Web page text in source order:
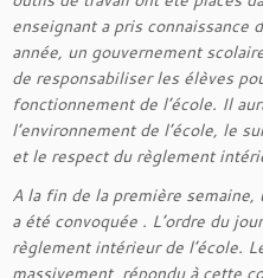
enseignant a pris
année, un gouvernement
de responsabiliser les élèves
fonctionnement de l’école. Il
l’environnement de l’école, le
et le respect du règlement
A la fin de la première semaine,
a été convoquée . L’ordre du
règlement intérieur de l’école.
massivement répondu à cette